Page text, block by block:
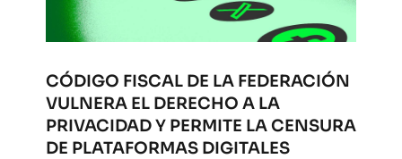
CÓDIGO FISCAL DE LA FEDERACIÓN
VULNERA EL DERECHO A LA
PRIVACIDAD Y PERMITE LA CENSURA
DE PLATAFORMAS DIGITALES